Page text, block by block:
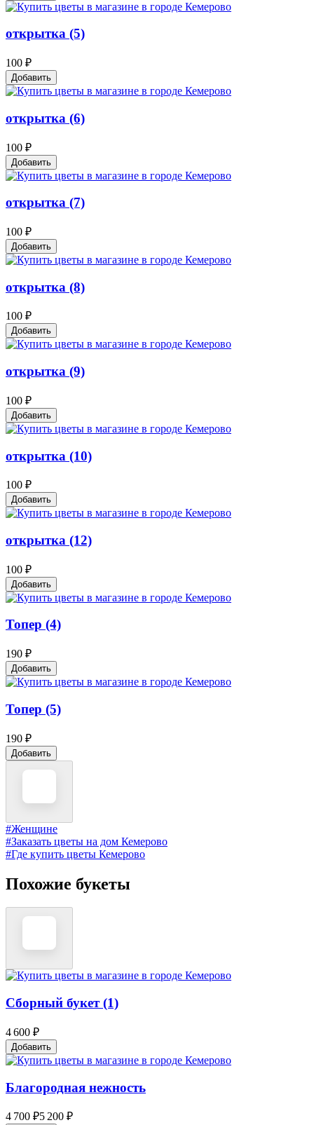
открытка (5)
100 ₽
Добавить
открытка (6)
100 ₽
Добавить
открытка (7)
100 ₽
Добавить
открытка (8)
100 ₽
Добавить
открытка (9)
100 ₽
Добавить
открытка (10)
100 ₽
Добавить
открытка (12)
100 ₽
Добавить
Топер (4)
190 ₽
Добавить
Топер (5)
190 ₽
Добавить
#Женщине
#Заказать цветы на дом Кемерово
#Где купить цветы Кемерово
Похожие букеты
Сборный букет (1)
4 600 ₽
Добавить
Благородная нежность
4 700 ₽5 200 ₽